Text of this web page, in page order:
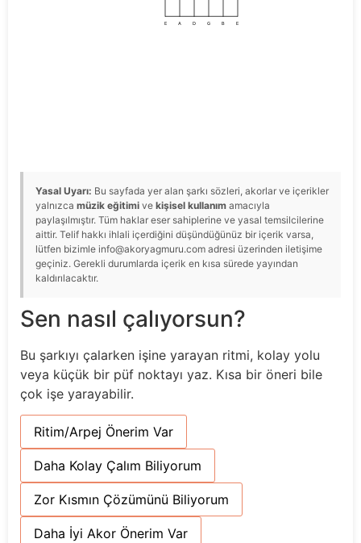
E A D G B E
Yasal Uyarı: Bu sayfada yer alan şarkı sözleri, akorlar ve içerikler
yalnızca müzik eğitimi ve kişisel kullanım amacıyla
paylaşılmıştır. Tüm haklar eser sahiplerine ve yasal temsilcilerine
aittir. Telif hakkı ihlali içerdiğini düşündüğünüz bir içerik varsa,
lütfen bizimle info@akoryagmuru.com adresi üzerinden iletişime
geçiniz. Gerekli durumlarda içerik en kısa sürede yayından
kaldırılacaktır.
Sen nasıl çalıyorsun?
Bu şarkıyı çalarken işine yarayan ritmi, kolay yolu
veya küçük bir püf noktayı yaz. Kısa bir öneri bile
çok işe yarayabilir.
Ritim/Arpej Önerim Var
Daha Kolay Çalım Biliyorum
Zor Kısmın Çözümünü Biliyorum
Daha İyi Akor Önerim Var